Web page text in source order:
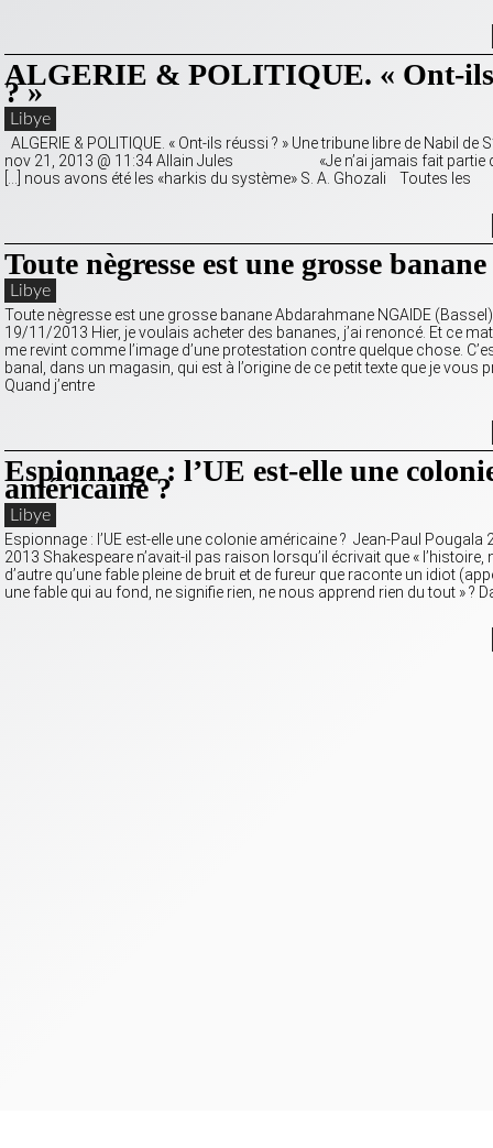
ALGERIE & POLITIQUE. « Ont-
? »
Libye
ALGERIE & POLITIQUE. « Ont-ils réussi ? » Une tribune libre de Nabil de
nov 21, 2013 @ 11:34 Allain Jules «Je n’ai jamais fait partie
[…] nous avons été les «harkis du système» S. A. Ghozali Toutes les
Toute nègresse est une grosse banane
Libye
Toute nègresse est une grosse banane Abdarahmane NGAIDE
19/11/2013 Hier, je voulais acheter des bananes, j’ai renoncé. Et ce
me revint comme l’image d’une protestation contre quelque chose.
banal, dans un magasin, qui est à l’origine de ce petit texte que je vous
Quand j’entre
Espionnage : l’UE est-elle une
américaine ?
Libye
Espionnage : l’UE est-elle une colonie américaine ? Jean-Paul Pougala
2013 Shakespeare n’avait-il pas raison lorsqu’il écrivait que « l’histoire,
d’autre qu’une fable pleine de bruit et de fureur que raconte un idiot
une fable qui au fond, ne signifie rien, ne nous apprend rien du tout » ?